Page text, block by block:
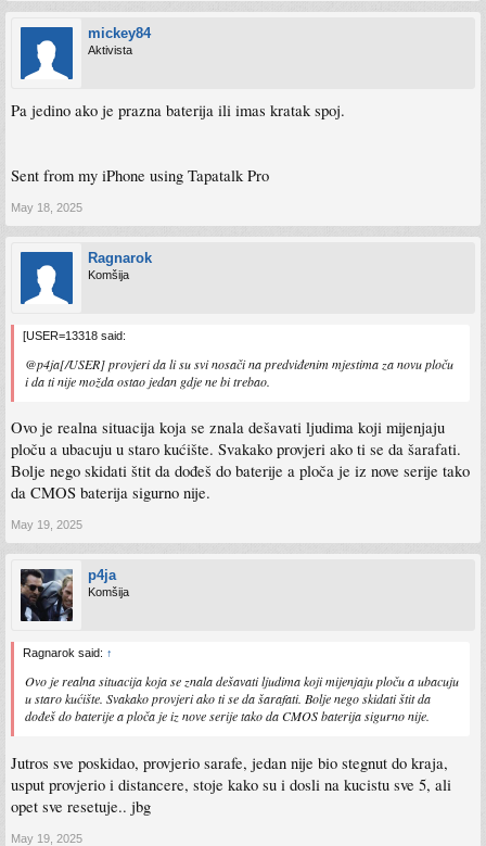
mickey84
Aktivista
Pa jedino ako je prazna baterija ili imas kratak spoj.
Sent from my iPhone using Tapatalk Pro
May 18, 2025
Ragnarok
Komšija
[USER=13318 said:
@p4ja[/USER] provjeri da li su svi nosači na predviđenim mjestima za novu ploču
i da ti nije možda ostao jedan gdje ne bi trebao.
Ovo je realna situacija koja se znala dešavati ljudima koji mijenjaju
ploču a ubacuju u staro kućište. Svakako provjeri ako ti se da šarafati.
Bolje nego skidati štit da dođeš do baterije a ploča je iz nove serije tako
da CMOS baterija sigurno nije.
May 19, 2025
p4ja
Komšija
Ragnarok said: ↑
Ovo je realna situacija koja se znala dešavati ljudima koji mijenjaju ploču a ubacuju
u staro kućište. Svakako provjeri ako ti se da šarafati. Bolje nego skidati štit da
dođeš do baterije a ploča je iz nove serije tako da CMOS baterija sigurno nije.
Jutros sve poskidao, provjerio sarafe, jedan nije bio stegnut do kraja,
usput provjerio i distancere, stoje kako su i dosli na kucistu sve 5, ali
opet sve resetuje.. jbg
May 19, 2025